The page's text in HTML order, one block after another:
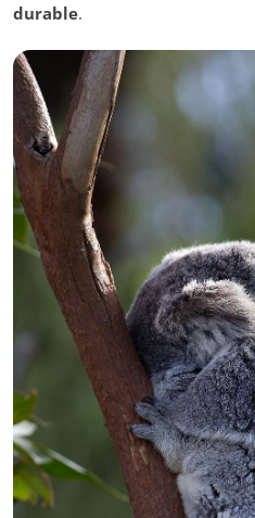
durable.